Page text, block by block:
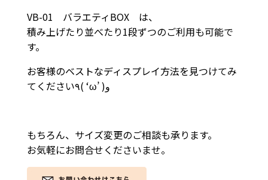
VB-01 バラエティBOX は、
積み上げたり並べたり1段ずつのご利用も可能で
す。
お客様のベストなディスプレイ方法を見つけてみ
てください٩( ‘ω’ )و
もちろん、サイズ変更のご相談も承ります。
お気軽にお問合せくださいませ。